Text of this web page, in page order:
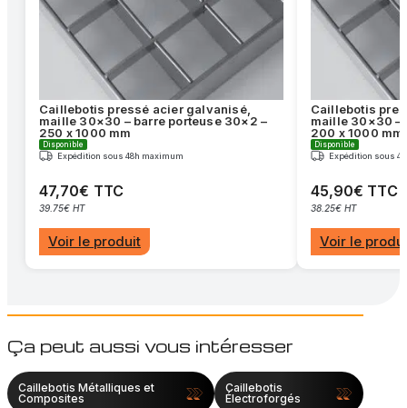
Caillebotis pressé acier galvanisé,
maille 30×30 – barre porteuse 30×2 –
250 x 1000 mm
Disponible
Expédition sous 48h maximum
47,70€ TTC
39.75€ HT
Voir le produit
Caillebotis
maille 30×30 –
200 x 1000 mm
Disponible
Expédition sous
45,90€ TTC
38.25€ HT
Voir le
Ça peut aussi vous intéresser
Caillebotis Métalliques et
Composites
Caillebotis
Électroforgés